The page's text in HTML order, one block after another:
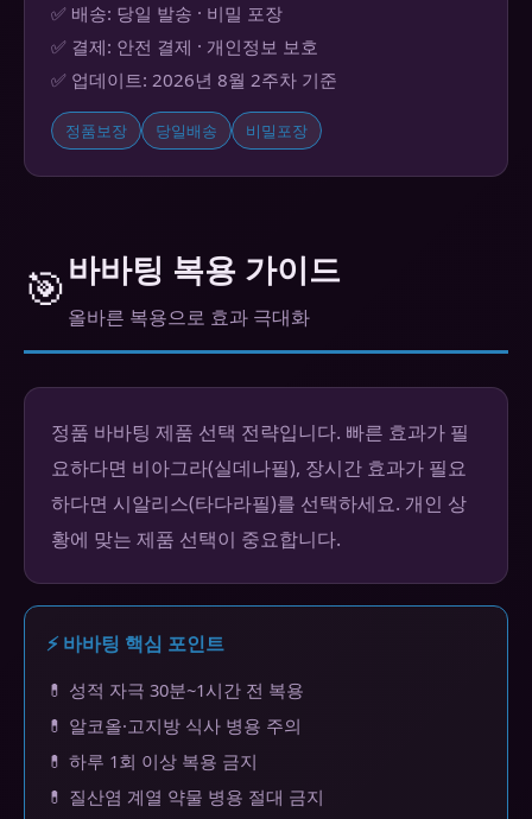
✅ 배송: 당일 발송 · 비밀 포장
✅ 결제: 안전 결제 · 개인정보 보호
✅ 업데이트: 2026년 8월 2주차 기준
정품보장 당일배송 비밀포장
🎯바바팅 복용 가이드
올바른 복용으로 효과 극대화
정품 바바팅 제품 선택 전략입니다. 빠른 효과가 필
요하다면 비아그라(실데나필), 장시간 효과가 필요
하다면 시알리스(타다라필)를 선택하세요. 개인 상
황에 맞는 제품 선택이 중요합니다.
⚡ 바바팅 핵심 포인트
💊 성적 자극 30분~1시간 전 복용
💊 알코올·고지방 식사 병용 주의
💊 하루 1회 이상 복용 금지
💊 질산염 계열 약물 병용 절대 금지